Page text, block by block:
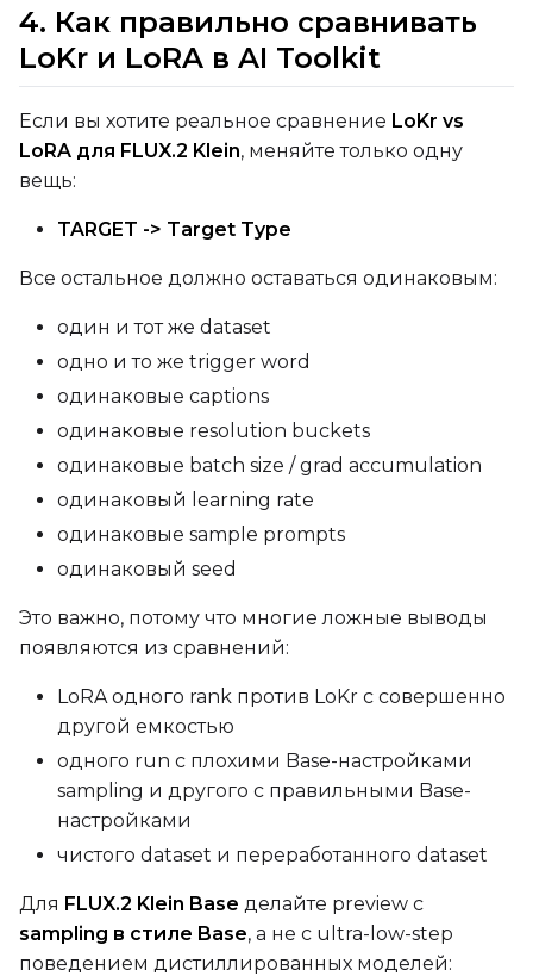
Prompt
Width
LoRA Scale
Prompt
LoRA Scale
4. Как правильно сравнивать
LoKr и LoRA в AI Toolkit
Если вы хотите реальное сравнение LoKr vs
LoRA для FLUX.2 Klein, меняйте только одну
вещь:
TARGET -> Target Type
Все остальное должно оставаться одинаковым:
один и тот же dataset
одно и то же trigger word
одинаковые captions
одинаковые resolution buckets
одинаковые batch size / grad accumulation
одинаковый learning rate
одинаковые sample prompts
одинаковый seed
Это важно, потому что многие ложные выводы
появляются из сравнений:
LoRA одного rank против LoKr с совершенно
другой емкостью
одного run с плохими Base-настройками
sampling и другого с правильными Base-
настройками
чистого dataset и переработанного dataset
Для FLUX.2 Klein Base делайте preview с
sampling в стиле Base, а не с ultra-low-step
поведением дистиллированных моделей: